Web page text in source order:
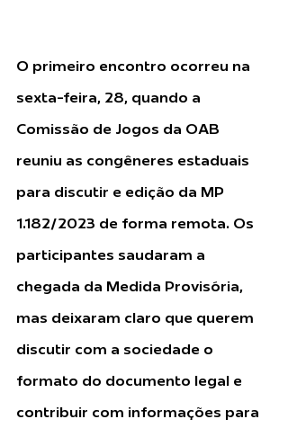
O primeiro encontro ocorreu na
sexta-feira, 28, quando a
Comissão de Jogos da OAB
reuniu as congêneres estaduais
para discutir e edição da MP
1.182/2023 de forma remota. Os
participantes saudaram a
chegada da Medida Provisória,
mas deixaram claro que querem
discutir com a sociedade o
formato do documento legal e
contribuir com informações para